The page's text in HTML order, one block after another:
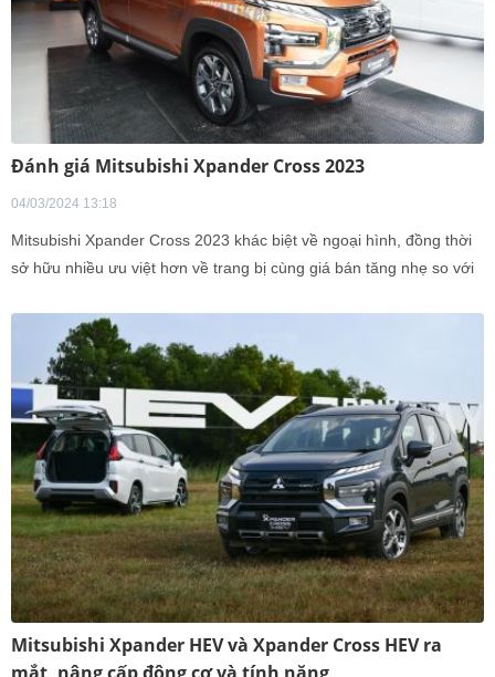
Đánh giá Mitsubishi Xpander Cross 2023
04/03/2024 13:18
Mitsubishi Xpander Cross 2023 khác biệt về ngoại hình, đồng thời
sở hữu nhiều ưu việt hơn về trang bị cùng giá bán tăng nhẹ so với
Mitsubishi Xpander HEV và Xpander Cross HEV ra